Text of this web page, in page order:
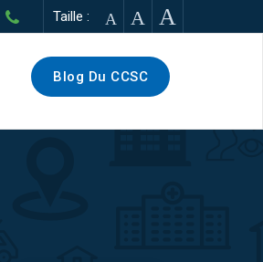
Taille : A A A
Blog Du CCSC